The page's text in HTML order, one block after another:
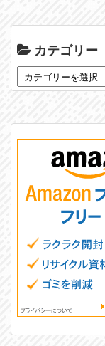
カテゴリー